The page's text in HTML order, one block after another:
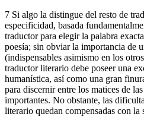
7 Si algo la distingue del resto de
especificidad, basada
traductor para elegir la palabra
poesía; sin obviar la importancia de
(indispensables asimismo en los
traductor literario debe poseer una
humanística, así como una gran
para discernir entre los matices de
importantes. No obstante, las
literario quedan compensadas con